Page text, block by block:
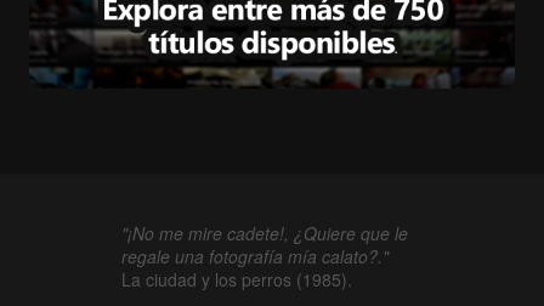
"¡No me mire cadete!, ¿Quiere que le
regale una fotografía mía calato?."
La ciudad y los perros (1985).